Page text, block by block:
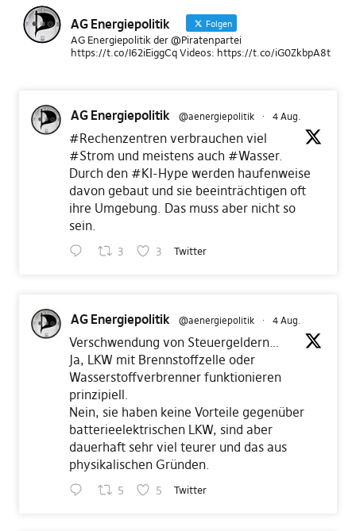
AG Energiepolitik Folgen
AG Energiepolitik der @Piratenpartei
https://t.co/I62iEiggCq Videos: https://t.co/iG0ZkbpA8t
AG Energiepolitik @aenergiepolitik · 4 Aug.
#Rechenzentrenverbrauchen viel
#Strom und meistens auch #Wasser.
Durch den #KI-Hype werden haufenweise
davon gebaut und sie beeinträchtigen oft
ihre Umgebung. Das muss aber nicht so
sein.
3 3 Twitter
AG Energiepolitik @aenergiepolitik · 4 Aug.
Verschwendung von Steuergeldern…
Ja, LKW mit Brennstoffzelle oder
Wasserstoffverbrenner funktionieren
prinzipiell.
Nein, sie haben keine Vorteile gegenüber
batterieelektrischen LKW, sind aber
dauerhaft sehr viel teurer und das aus
physikalischen Gründen.
5 5 Twitter